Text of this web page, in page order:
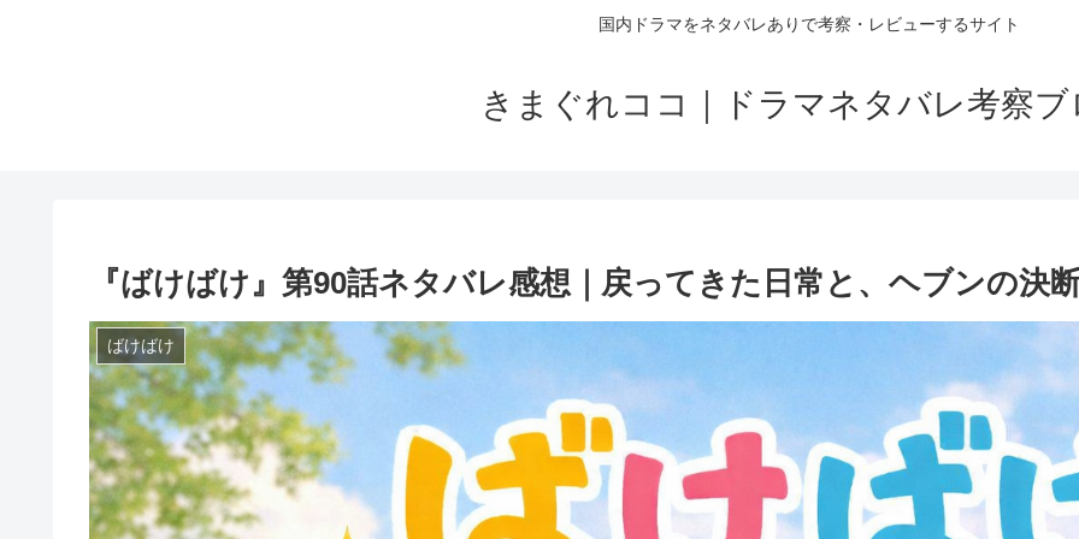
国内ドラマをネタバレありで考察・レビューするサイト
きまぐれココ｜ドラマネタバレ考察ブ
『ばけばけ』第90話ネタバレ感想｜戻ってきた日常と、ヘブンの決
ばけばけ